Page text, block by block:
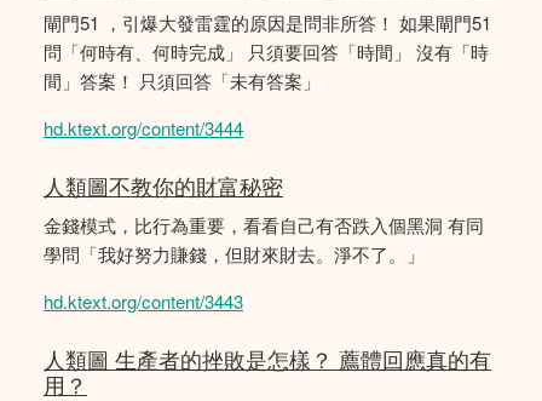
閘門51 ，引爆大發雷霆的原因是問非所答！ 如果閘門51
問「何時有、何時完成」 只須要回答「時間」 沒有「時
間」答案！ 只須回答「未有答案」
hd.ktext.org/content/3444
人類圖不教你的財富秘密
金錢模式，比行為重要，看看自己有否跌入個黑洞 有同
學問「我好努力賺錢，但財來財去。淨不了。」
hd.ktext.org/content/3443
人類圖 生產者的挫敗是怎樣？ 薦體回應真的有
用？